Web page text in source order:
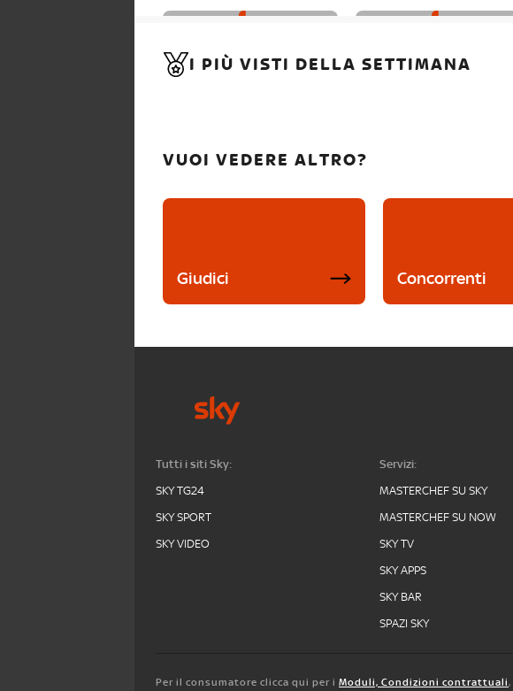
MasterChef 15, Carlotta è
MasterChef 15, Matteo
I PIÙ VISTI DELLA SETTIMANA
VUOI VEDERE ALTRO?
Giudici Concorrenti
Tutti i siti Sky:
SKY TG24
SKY SPORT
SKY VIDEO
Servizi:
MASTERCHEF SU SKY
MASTERCHEF SU NOW
SKY TV
SKY APPS
SKY BAR
SPAZI SKY
Per il consumatore clicca qui per i Moduli, Condizioni contrattuali,